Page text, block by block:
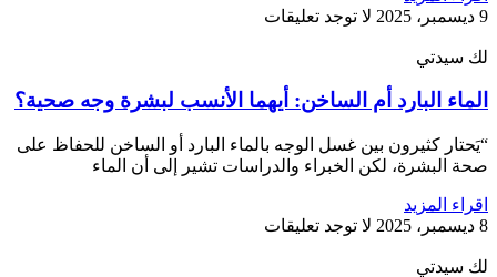
9 ديسمبر، 2025
لا توجد تعليقات
لك سيدتي
الماء البارد أم الساخن: أيهما الأنسب لبشرة وجه صحية؟
“يَحتار كثيرون بين غسل الوجه بالماء البارد أو الساخن للحفاظ على
صحة البشرة، لكن الخبراء والدراسات تشير إلى أن الماء
اقراء المزيد
8 ديسمبر، 2025
لا توجد تعليقات
لك سيدتي